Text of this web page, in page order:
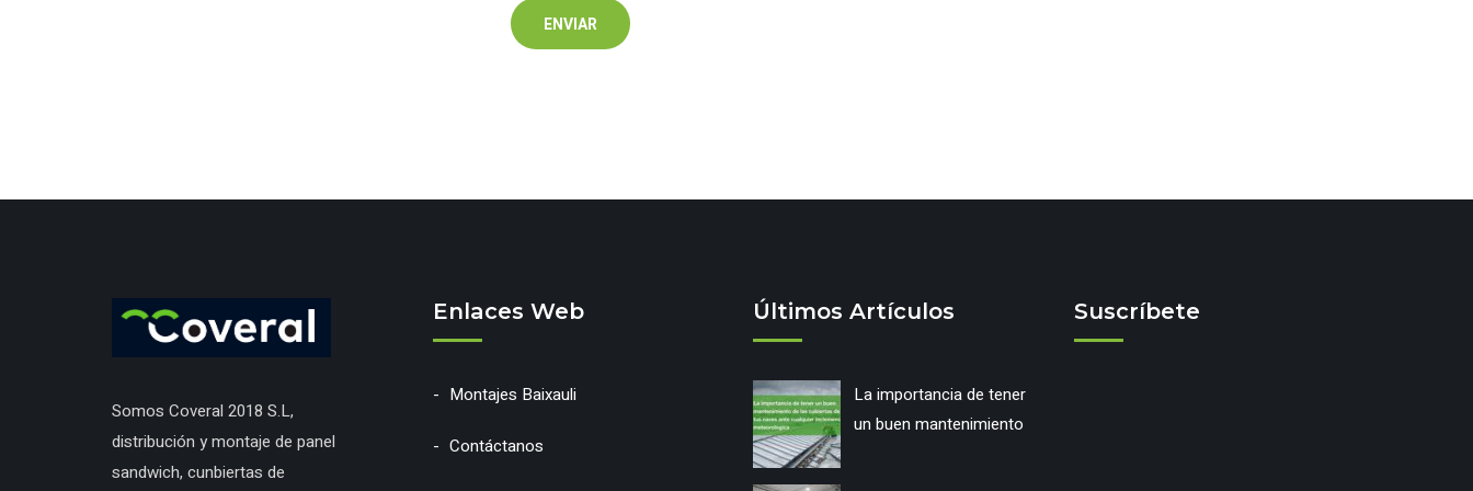
Somos Coveral 2018 S.L,
distribución y montaje de panel
sandwich, cunbiertas de
Enlaces Web
Montajes Baixauli
Contáctanos
Últimos Artículos
La importancia de tener
un buen mantenimiento
Suscríbete